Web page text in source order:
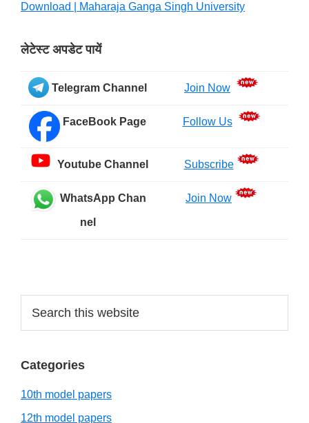
Download | Maharaja Ganga Singh University
लेटेस्ट अपडेट पायें
Telegram Channel Join Now
FaceBook Page Follow Us
Youtube Channel Subscribe
WhatsApp Chan
nel
Join Now
this
Categories
10th model papers
12th model papers